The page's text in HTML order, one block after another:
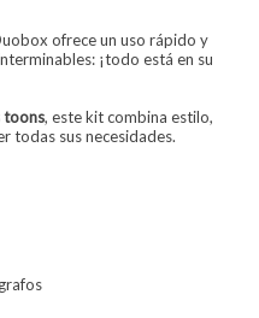
ofrece un uso rápido y
¡todo está en su
toons, este kit combina estilo,
todas sus necesidades.